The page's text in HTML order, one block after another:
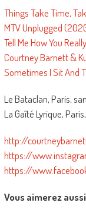
Things Take Time,
MTV Unplugged
Tell Me How You
Courtney Barnett &
Sometimes I Sit And
Le Bataclan, Paris,
La Gaîté Lyrique,
http://
https://
https://
Vous aimerez